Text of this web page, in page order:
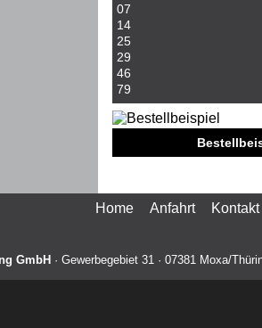
07
14
25
29
46
79
Home Anfahrt Kontakt
GmbH · Gewerbegebiet 31 · 07381 Moxa/